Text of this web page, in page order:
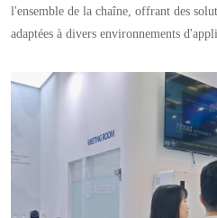
l'ensemble de la chaîne, offrant des
adaptées à divers environnements